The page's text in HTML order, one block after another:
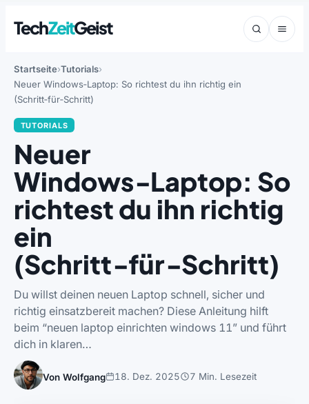
TechZeitGeist
Startseite Tutorials
Neuer Windows‑Laptop: So richtest du ihn richtig ein
(Schritt‑für‑Schritt)
TUTORIALS
Neuer
Windows‑Laptop: So
richtest du ihn richtig
ein
(Schritt‑für‑Schritt)
Du willst deinen neuen Laptop schnell, sicher und
richtig einsatzbereit machen? Diese Anleitung hilft
beim “neuen laptop einrichten windows 11” und führt
dich in klaren…
Von Wolfgang 18. Dez. 2025 7 Min. Lesezeit